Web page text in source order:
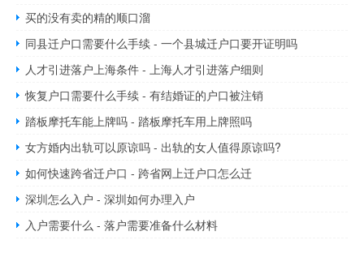
买的没有卖的精的顺口溜
同县迁户口需要什么手续 - 一个县城迁户口要开证明吗
人才引进落户上海条件 - 上海人才引进落户细则
恢复户口需要什么手续 - 有结婚证的户口被注销
踏板摩托车能上牌吗 - 踏板摩托车用上牌照吗
女方婚内出轨可以原谅吗 - 出轨的女人值得原谅吗?
如何快速跨省迁户口 - 跨省网上迁户口怎么迁
深圳怎么入户 - 深圳如何办理入户
入户需要什么 - 落户需要准备什么材料